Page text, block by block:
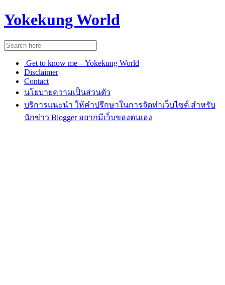
Yokekung World
Get to know me – Yokekung World
Disclaimer
Contact
นโยบายความเป็นส่วนตัว
บริการแนะนำ ให้คำปรึกษาในการจัดทำเว็บไซต์ สำหรับ
นักข่าว Blogger อยากมีเว็บของตนเอง